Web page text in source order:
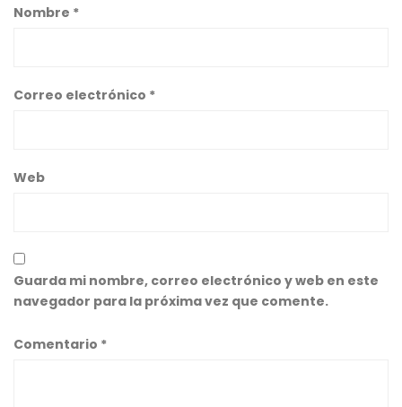
Nombre *
Correo electrónico *
Web
Guarda mi nombre, correo electrónico y web en este
navegador para la próxima vez que comente.
Comentario *